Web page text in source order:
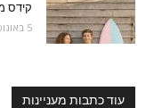
קידס
5 באוגוסט 2026
עוד כתבות מעניינות